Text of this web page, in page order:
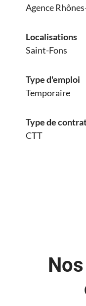
Agence
Localisations
Saint-Fons
Type d'emploi
Temporaire
Type de
CTT